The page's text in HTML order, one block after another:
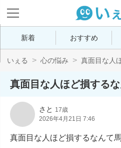
新着 おすすめ
いぇる 心の悩み 真面目な人
真面目な人ほど損する
さと 17歳
2026年4月21日 7:46
真面目な人ほど損するなんて